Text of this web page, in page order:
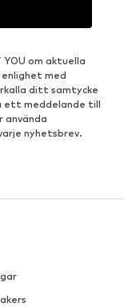
om aktuella
med
ditt samtycke
ett meddelande till
använda
nyhetsbrev.